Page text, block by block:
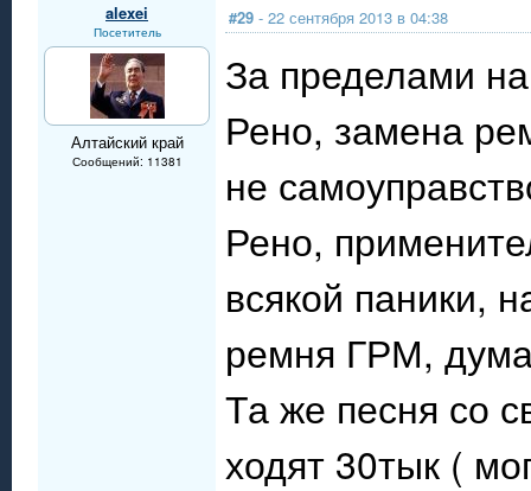
alexei
Посетитель
Алтайский край
Сообщений: 11381
#29 - 22 сентября 2013 в 04:38
За пределами
Рено, замена
не
Рено,
всякой паники,
ремня ГРМ,
Та же песня со
ходят 30тык (